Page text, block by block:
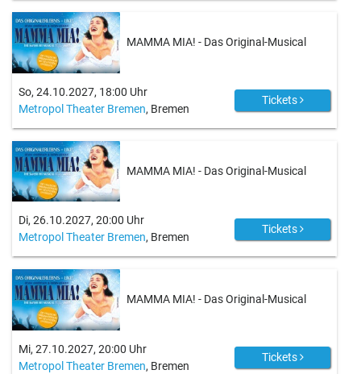
MAMMA MIA! - Das Original-Musical
So, 24.10.2027, 18:00 Uhr
Metropol Theater Bremen, Bremen
Tickets
MAMMA MIA! - Das Original-Musical
Di, 26.10.2027, 20:00 Uhr
Metropol Theater Bremen, Bremen
Tickets
MAMMA MIA! - Das Original-Musical
Mi, 27.10.2027, 20:00 Uhr
Metropol Theater Bremen, Bremen
Tickets